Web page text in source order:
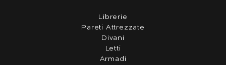
Librerie
Pareti Attrezzate
Divani
Letti
Armadi